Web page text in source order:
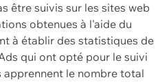
être suivis sur les sites web
obtenues à l'aide du
à établir des statistiques de
qui ont opté pour le suivi
apprennent le nombre total